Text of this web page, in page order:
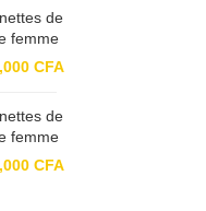
de
femme
91324CFA
de
femme
7703 C1
CFA